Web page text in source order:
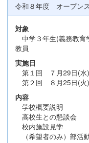
令和８年度 オープン
対象
中学３年生(義務教育
教員
実施日
第１回 ７月29日(水)
第２回 ８月25日(火)
内容
学校概要説明
高校生との懇談会
校内施設見学
（希望者のみ）部活